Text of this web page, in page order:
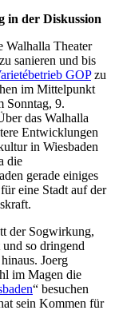
in der Diskussion
Walhalla Theater
sanieren und bis
GOPzu
im Mittelpunkt
Sonntag, 9.
das Walhalla
Entwicklungen
in Wiesbaden
die
gerade einiges
eine Stadt auf der
der Sogwirkung,
so dringend
Joerg
im Magen die
“ besuchen
sein Kommen für